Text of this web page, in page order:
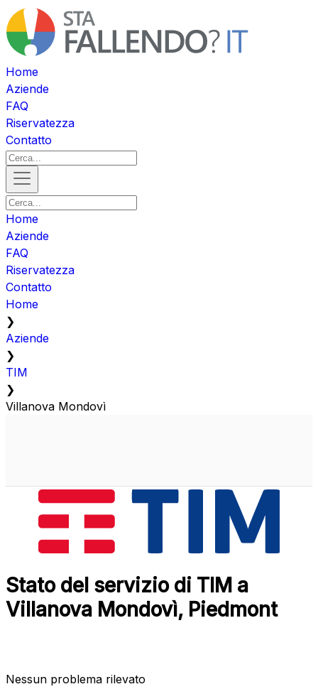
Home
Aziende
FAQ
Riservatezza
Contatto
Home
Aziende
FAQ
Riservatezza
Contatto
Home
❯
Aziende
❯
TIM
❯
Villanova Mondovì
Stato del servizio di TIM a
Villanova Mondovì, Piedmont
Nessun problema rilevato